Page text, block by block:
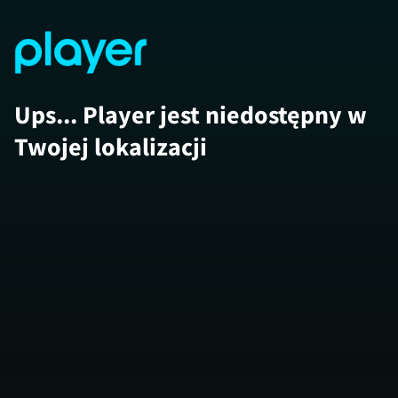
Ups... Player jest niedostępny w
Twojej lokalizacji